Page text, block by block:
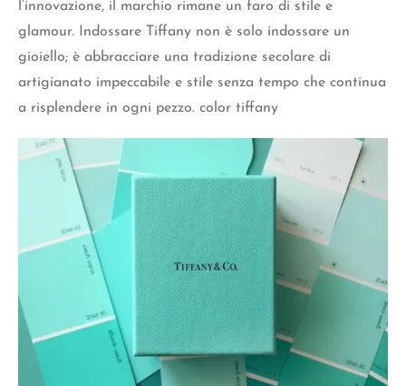
l’innovazione, il marchio rimane un faro di stile e
glamour. Indossare Tiffany non è solo indossare un
gioiello; è abbracciare una tradizione secolare di
artigianato impeccabile e stile senza tempo che continua
a risplendere in ogni pezzo. color tiffany